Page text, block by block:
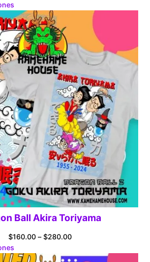
$160.00
through
$280.00
Ball Akira Toriyama
$160.00 – $280.00Price
$160.00